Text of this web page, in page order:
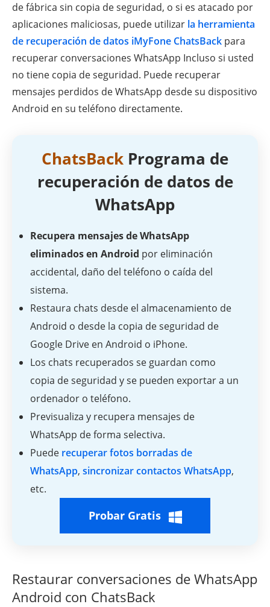
de fábrica sin copia de seguridad, o si es atacado por
aplicaciones maliciosas, puede utilizar la herramienta
de recuperación de datos iMyFone ChatsBack para
recuperar conversaciones WhatsApp Incluso si usted
no tiene copia de seguridad. Puede recuperar
mensajes perdidos de WhatsApp desde su dispositivo
Android en su teléfono directamente.
ChatsBack Programa de
recuperación de datos de
WhatsApp
Recupera mensajes de WhatsApp
eliminados en Android por eliminación
accidental, daño del teléfono o caída del
sistema.
Restaura chats desde el almacenamiento de
Android o desde la copia de seguridad de
Google Drive en Android o iPhone.
Los chats recuperados se guardan como
copia de seguridad y se pueden exportar a un
ordenador o teléfono.
Previsualiza y recupera mensajes de
WhatsApp de forma selectiva.
Puede recuperar fotos borradas de
WhatsApp, sincronizar contactos WhatsApp,
etc.
Probar Gratis
Restaurar conversaciones de WhatsApp
Android con ChatsBack